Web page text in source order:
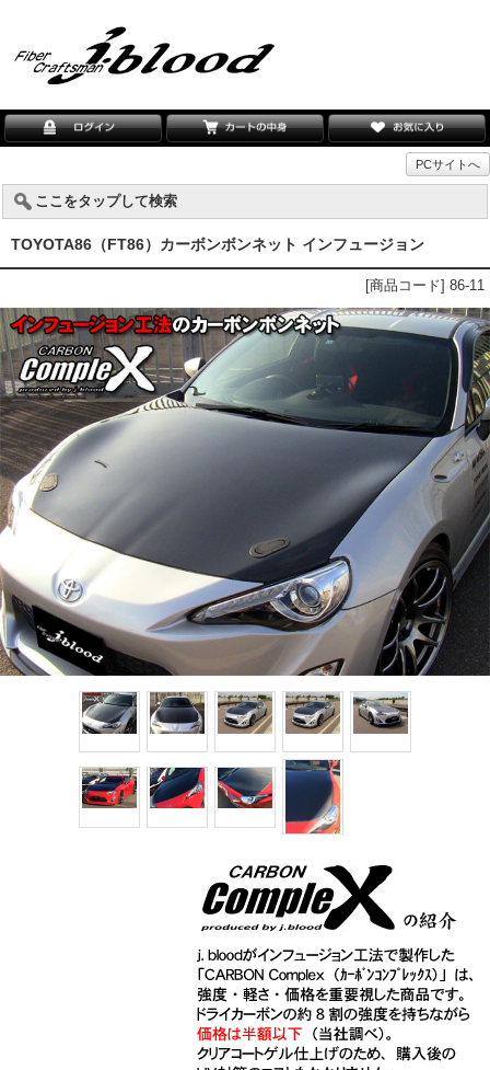
PCサイトへ
ここをタップして検索
TOYOTA86（FT86）カーボンボンネット インフュージョン
[商品コード] 86-11